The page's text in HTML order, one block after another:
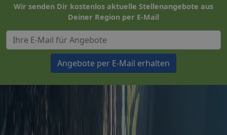
Wir senden Dir kostenlos aktuelle Stellenangebote aus
Deiner Region per E-Mail
Angebote per E-Mail erhalten